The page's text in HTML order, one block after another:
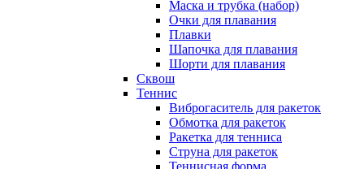
Маска и трубка (набор)
Очки для плавания
Плавки
Шапочка для плавания
Шорти для плавания
Сквош
Теннис
Виброгаситель для ракеток
Обмотка для ракеток
Ракетка для тенниса
Струна для ракеток
Теннисная форма